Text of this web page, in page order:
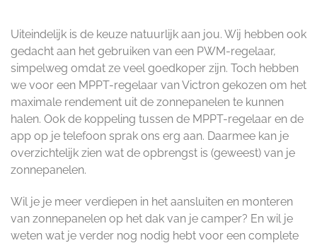
Uiteindelijk is de keuze natuurlijk aan jou. Wij hebben ook
gedacht aan het gebruiken van een PWM-regelaar,
simpelweg omdat ze veel goedkoper zijn. Toch hebben
we voor een MPPT-regelaar van Victron gekozen om het
maximale rendement uit de zonnepanelen te kunnen
halen. Ook de koppeling tussen de MPPT-regelaar en de
app op je telefoon sprak ons erg aan. Daarmee kan je
overzichtelijk zien wat de opbrengst is (geweest) van je
zonnepanelen.
Wil je je meer verdiepen in het aansluiten en monteren
van zonnepanelen op het dak van je camper? En wil je
weten wat je verder nog nodig hebt voor een complete